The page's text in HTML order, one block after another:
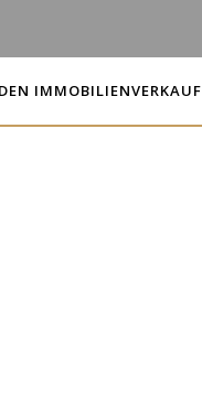
IMMOBILIENVERKAUF